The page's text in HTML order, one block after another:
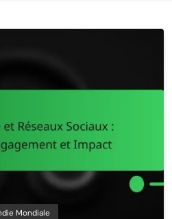
Mondiale